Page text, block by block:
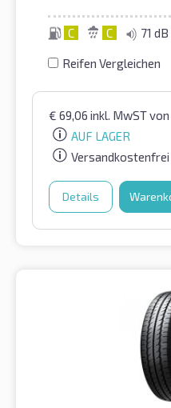
C C 71 dB
Reifen Vergleichen
€ 69,06 inkl. MwSTvon
AUF LAGER
Versandkostenfrei
Details